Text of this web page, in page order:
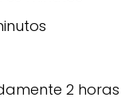
2 horas